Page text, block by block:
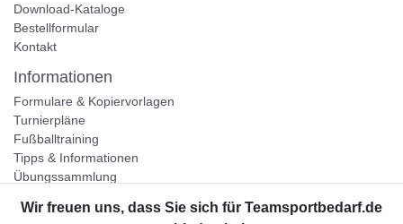
Download-Kataloge
Bestellformular
Kontakt
Informationen
Formulare & Kopiervorlagen
Turnierpläne
Fußballtraining
Tipps & Informationen
Übungssammlung
Unternehmen